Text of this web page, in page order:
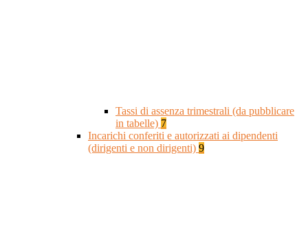
Tassi di assenza trimestrali (da pubblicare
in tabelle) 7
Incarichi conferiti e autorizzati ai dipendenti
(dirigenti e non dirigenti) 9